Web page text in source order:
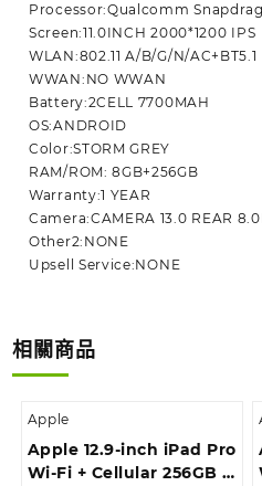
Processor:Qualcomm
Screen:11.0INCH 2000*1200 IPS
WLAN:802.11 A/B/G/N/AC+BT5.1
WWAN:NO WWAN
Battery:2CELL 7700MAH
OS:ANDROID
Color:STORM GREY
RAM/ROM: 8GB+256GB
Warranty:1 YEAR
Camera:CAMERA 13.0 REAR
Other2:NONE
Upsell Service:NONE
相關商品
Apple
Apple 12.9-inch iPad Pro
Wi‑Fi + Cellular 256GB –